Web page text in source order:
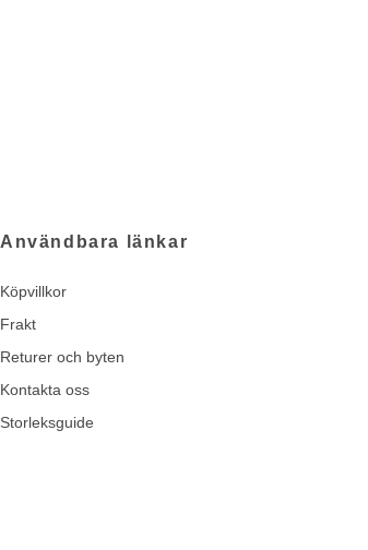
Användbara länkar
Köpvillkor
Frakt
Returer och byten
Kontakta oss
Storleksguide